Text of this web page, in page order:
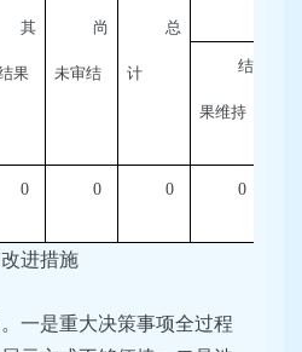
其
果
尚
未审结
总
计 结
果维持
0 0 0 0
进措施
。一是重大决策事项全过程